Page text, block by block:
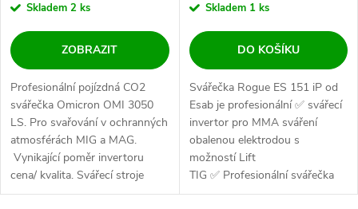
Skladem 2 ks
ZOBRAZIT
Profesionální pojízdná CO2
svářečka Omicron OMI 3050
LS. Pro svařování v ochranných
atmosférách MIG a MAG.
Vynikající poměr invertoru
cena/ kvalita. Svářecí stroje
Omicron...
Skladem 1 ks
DO KOŠÍKU
Svářečka Rogue ES 151 iP od
Esab je profesionální ✅ svářecí
invertor pro MMA sváření
obalenou elektrodou s
možností Lift
TIG ✅ Profesionální svářečka
pro obalenou...